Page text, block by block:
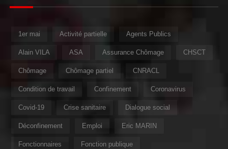
1er mai Activité partielle Agents Publics
Alain VILA ASA Assurance Chômage CHSCT
Chômage Chômage partiel CNRACL
Condition de travail Confinement Coronavirus
Covid-19 Crise sanitaire Dialogue social
Déconfinement Emploi Eric MARIN
Fonctionnaires Fonction publique